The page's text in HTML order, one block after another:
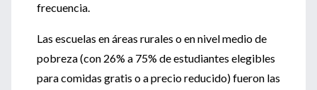
frecuencia.
Las escuelas en áreas rurales o en nivel medio de
pobreza (con 26% a 75% de estudiantes elegibles
para comidas gratis o a precio reducido) fueron las